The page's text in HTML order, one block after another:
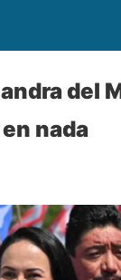
del
nada